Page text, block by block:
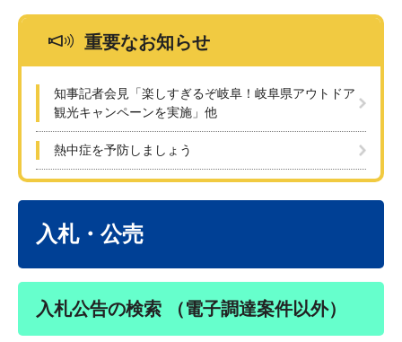
重要なお知らせ
知事記者会見「楽しすぎるぞ岐阜！岐阜県アウトドア
観光キャンペーンを実施」他
熱中症を予防しましょう
入札・公売
入札公告の検索 （電子調達案件以外）